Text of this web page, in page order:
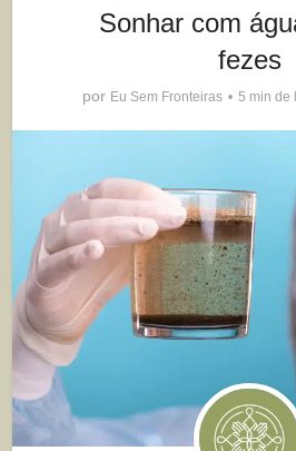
Sonhar com
fezes
por Eu Sem Fronteiras 5 min de